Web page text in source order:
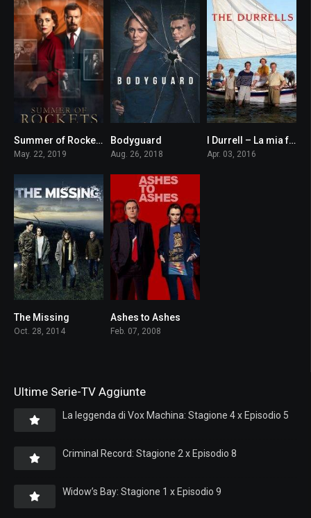
5.6Summer of Rockets
May. 22, 2019
Bodyguard
Aug. 26, 2018
7.4I Durrell – La mia famiglia e altri animali
Apr. 03, 2016
The Missing
Oct. 28, 2014
Ashes to Ashes
Feb. 07, 2008
Ultime Serie-TV Aggiunte
La leggenda di Vox Machina: Stagione 4 x Episodio 5
Criminal Record: Stagione 2 x Episodio 8
Widow’s Bay: Stagione 1 x Episodio 9